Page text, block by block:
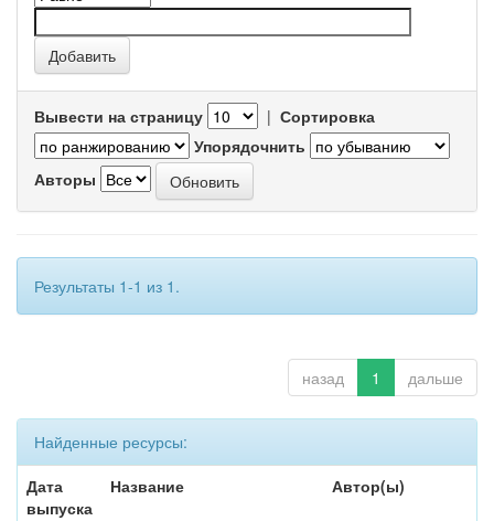
Вывести на страницу | Сортировка
Упорядочнить
Авторы
Результаты 1-1 из 1.
назад 1 дальше
Найденные ресурсы:
Дата
выпуска
Название Автор(ы)